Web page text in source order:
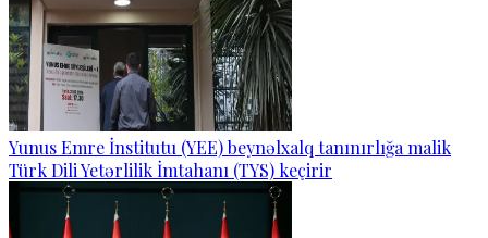
Yunus Emre İnstitutu (YEE) beynəlxalq tanınırlığa malik
Türk Dili Yetərlilik İmtahanı (TYS) keçirir